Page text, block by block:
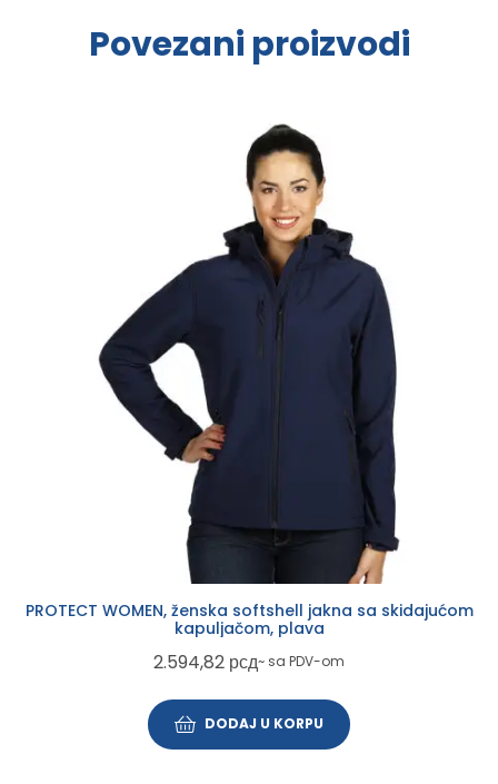
Povezani proizvodi
PROTECT WOMEN, ženska softshell jakna sa skidajućom
kapuljačom, plava
2.594,82 рсд~ sa PDV-om
DODAJ U KORPU